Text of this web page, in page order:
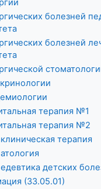
болезней
болезней
терапия №1
терапия №2
терапия
детских
(33.05.01)